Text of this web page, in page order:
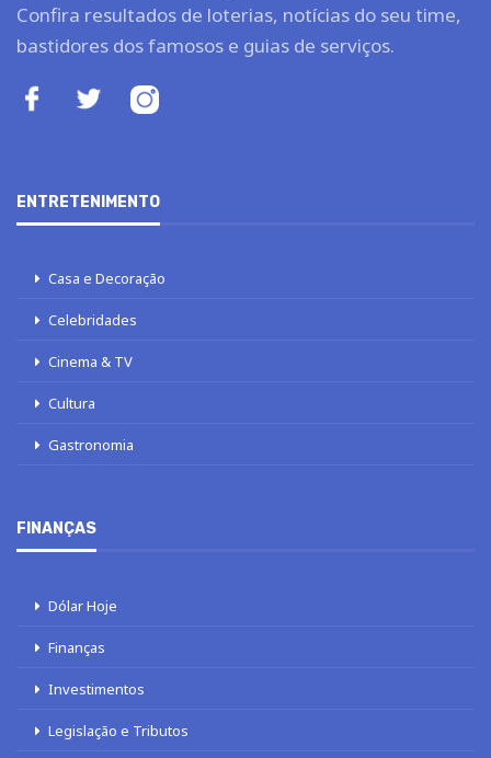
Confira resultados de loterias, notícias do seu time,
bastidores dos famosos e guias de serviços.
ENTRETENIMENTO
Casa e Decoração
Celebridades
Cinema & TV
Cultura
Gastronomia
FINANÇAS
Dólar Hoje
Finanças
Investimentos
Legislação e Tributos